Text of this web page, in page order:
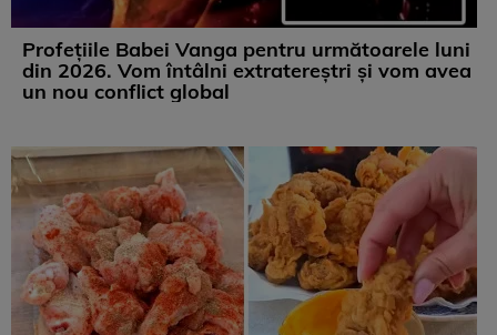
Profețiile Babei Vanga pentru următoarele luni
din 2026. Vom întâlni extratereștri și vom avea
un nou conflict global